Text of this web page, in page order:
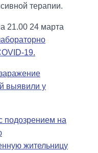
терапии.
21.00 24 марта
19.
выявили у
подозрением на
жительницу